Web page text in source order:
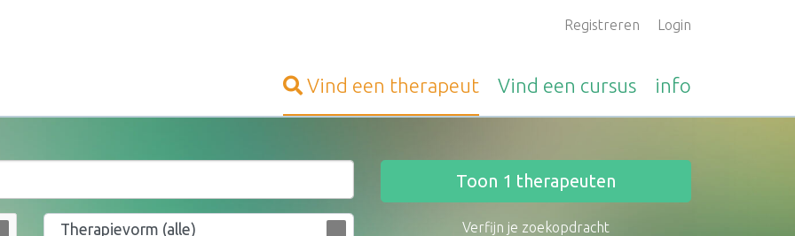
Registreren Login
Vind een therapeut Vind een cursus info
Toon 1 therapeuten
Verfijn je zoekopdracht